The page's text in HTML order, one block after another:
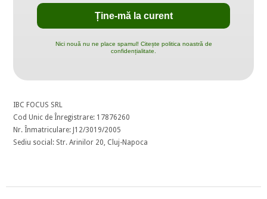
Nici nouă nu ne place spamul! Citește politica noastră de
confidențialitate.
IBC FOCUS SRL
Cod Unic de Înregistrare: 17876260
Nr. Înmatriculare: J12/3019/2005
Sediu social: Str. Arinilor 20, Cluj-Napoca